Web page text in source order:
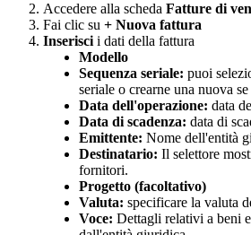
Accedere alla scheda Fatture di
Fai clic su + Nuova fattura
Inserisci i dati della fattura
Modello
Sequenza seriale: puoi
seriale o crearne una nuova se
Data dell'operazione: data
Data di scadenza: data di
Emittente: Nome dell'entità
Destinatario: Il selettore
fornitori.
Progetto (facoltativo)
Valuta: specificare la valuta
Voce: Dettagli relativi a beni e